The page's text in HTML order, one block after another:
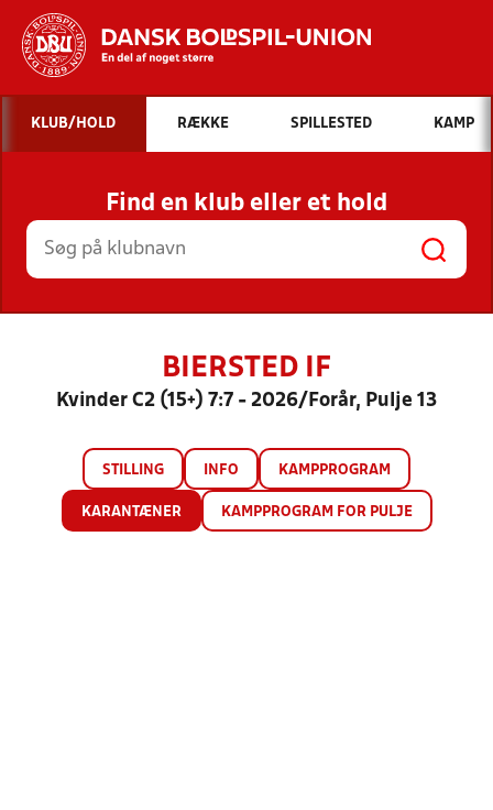
Hvad vil du søge efter?
INDHOLD OG NYHEDER
STILLINGER, RESULTATER, KLUBBER OG
HOLD
KLUB/HOLD RÆKKE SPILLESTED KAMP
Find en klub eller et hold
BIERSTED IF
Kvinder C2 (15+) 7:7 - 2026/Forår, Pulje 13
STILLING INFO KAMPPROGRAM
KARANTÆNER KAMPPROGRAM FOR PULJE